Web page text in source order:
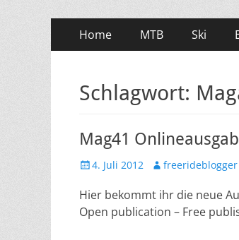
Primäres
Menü
Inhalt
Home MTB Ski
Schlagwort:
Mag41
Veröffentlicht
4. Juli 2012 Autorfreerideblogger
Hier bekommt ihr die neue
Open publication – Free